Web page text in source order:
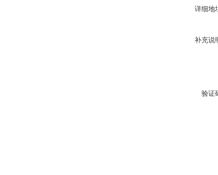
详细地
补充说
验证